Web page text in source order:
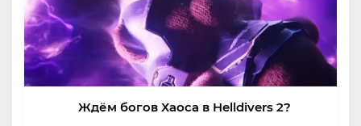
Ждём богов Хаоса в Helldivers 2?